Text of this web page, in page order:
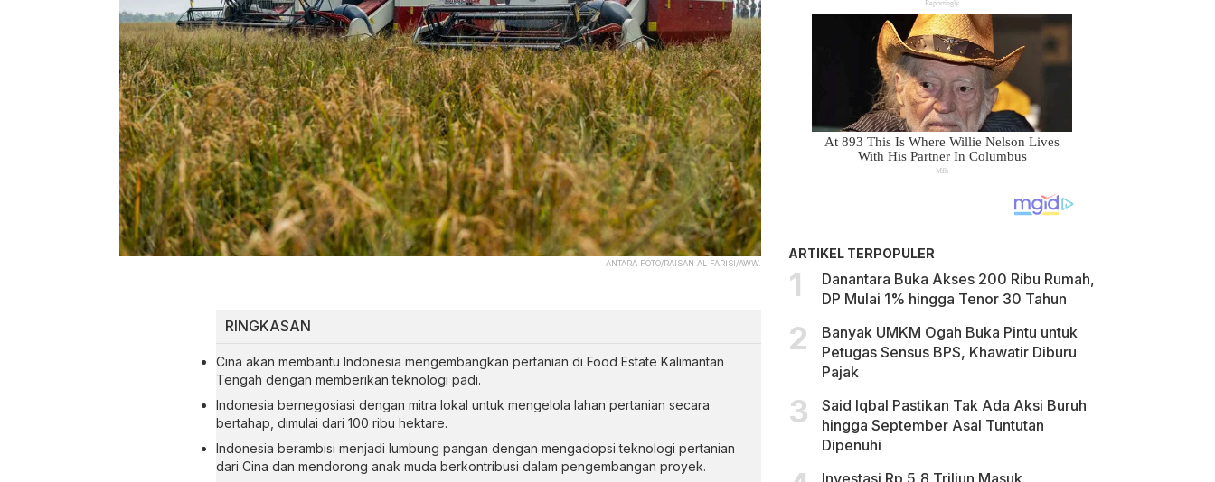
ANTARA FOTO/RAISAN AL FARISI/AWW.
RINGKASAN
Cina akan membantu Indonesia mengembangkan pertanian di Food Estate Kalimantan
Tengah dengan memberikan teknologi padi.
Indonesia bernegosiasi dengan mitra lokal untuk mengelola lahan pertanian secara
bertahap, dimulai dari 100 ribu hektare.
Indonesia berambisi menjadi lumbung pangan dengan mengadopsi teknologi pertanian
dari Cina dan mendorong anak muda berkontribusi dalam pengembangan proyek.
ARTIKEL TERPOPULER
Danantara Buka Akses 200 Ribu Rumah,
DP Mulai 1% hingga Tenor 30 Tahun
Banyak UMKM Ogah Buka Pintu untuk
Petugas Sensus BPS, Khawatir Diburu
Pajak
Said Iqbal Pastikan Tak Ada Aksi Buruh
hingga September Asal Tuntutan
Dipenuhi
Investasi Rp 5,8 Triliun Masuk,